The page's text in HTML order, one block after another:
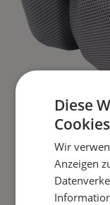
Diese
Wir
Anzeigen